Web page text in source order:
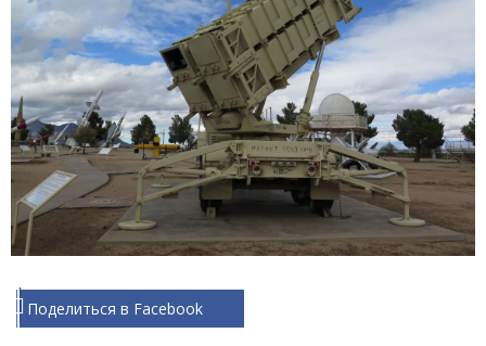
Поделиться в Facebook